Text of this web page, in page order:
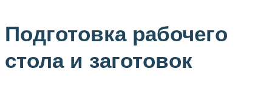
Подготовка рабочего
стола и заготовок